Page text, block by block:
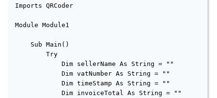
Imports QRCoder
Module Module1
    Sub Main()
        Try
            Dim sellerName As String = ""
            Dim vatNumber As String = ""
            Dim timeStamp As String = ""
            Dim invoiceTotal As String = ""